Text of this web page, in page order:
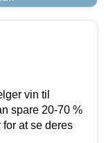
vin til
spare 20-70 %
at se deres